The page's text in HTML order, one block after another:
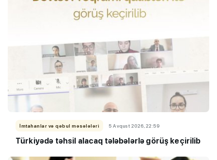
İmtahanlar və qəbul məsələləri 5 Avqust 2026, 22:59
Türkiyədə təhsil alacaq tələbələrlə görüş keçirilib